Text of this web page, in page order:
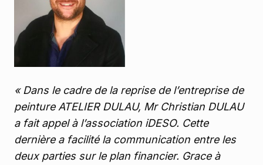
« Dans le cadre de la reprise de l’entreprise de
peinture ATELIER DULAU, Mr Christian DULAU
a fait appel à l’association iDESO. Cette
dernière a facilité la communication entre les
deux parties sur le plan financier. Grace à